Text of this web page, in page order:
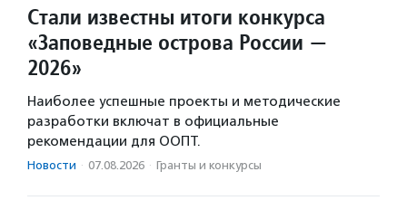
Стали известны итоги конкурса
«Заповедные острова России —
2026»
Наиболее успешные проекты и методические
разработки включат в официальные
рекомендации для ООПТ.
Новости · 07.08.2026 · Гранты и конкурсы